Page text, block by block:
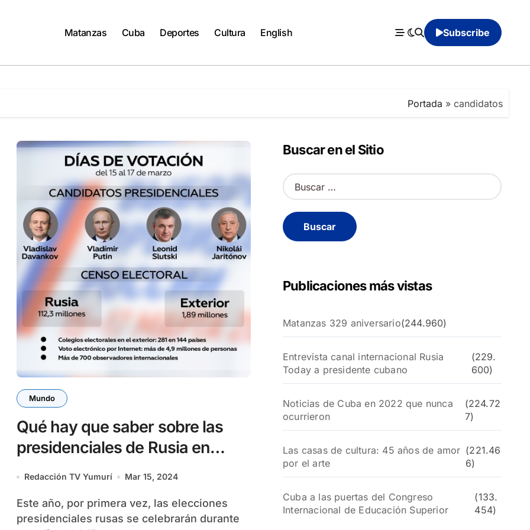
Matanzas Cuba Deportes Cultura English Subscribe
Portada » candidatos
Mundo
Qué hay que saber sobre las
presidenciales de Rusia en
2024
Redacción TV Yumurí Mar 15, 2024
Este año, por primera vez, las elecciones
presidenciales rusas se celebrarán durante
Buscar en el Sitio
B
u
c
a
Publicaciones más vistas
Matanzas 329 aniversario(244.960)
Entrevista canal internacional Rusia
Today a presidente cubano
(229.
600)
Noticias de Cuba en 2022 que nunca
ocurrieron
(224.72
7)
Las casas de cultura: 45 años de amor
por el arte
(221.46
6)
Cuba a las puertas del Congreso
Internacional de Educación Superior
(133.
454)